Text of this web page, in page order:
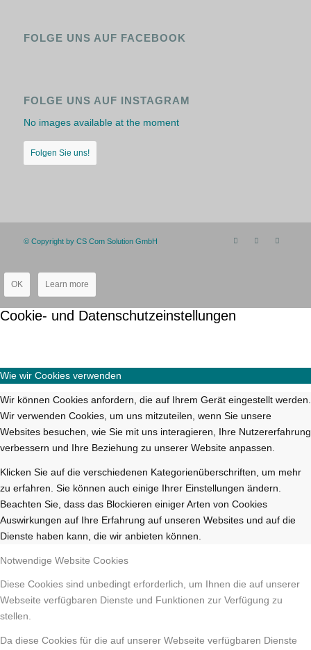
FOLGE UNS AUF FACEBOOK
FOLGE UNS AUF INSTAGRAM
No images available at the moment
Folgen Sie uns!
© Copyright by CS Com Solution GmbH
OK Learn more
Cookie- und Datenschutzeinstellungen
Wie wir Cookies verwenden
Wir können Cookies anfordern, die auf Ihrem Gerät eingestellt werden.
Wir verwenden Cookies, um uns mitzuteilen, wenn Sie unsere
Websites besuchen, wie Sie mit uns interagieren, Ihre Nutzererfahrung
verbessern und Ihre Beziehung zu unserer Website anpassen.
Klicken Sie auf die verschiedenen Kategorienüberschriften, um mehr
zu erfahren. Sie können auch einige Ihrer Einstellungen ändern.
Beachten Sie, dass das Blockieren einiger Arten von Cookies
Auswirkungen auf Ihre Erfahrung auf unseren Websites und auf die
Dienste haben kann, die wir anbieten können.
Notwendige Website Cookies
Diese Cookies sind unbedingt erforderlich, um Ihnen die auf unserer
Webseite verfügbaren Dienste und Funktionen zur Verfügung zu
stellen.
Da diese Cookies für die auf unserer Webseite verfügbaren Dienste